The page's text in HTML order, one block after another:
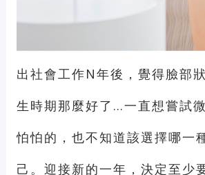
出社會工作N年後，覺得臉部
生時期那麼好了…一直想嘗試
怕怕的，也不知道該選擇哪一
己。迎接新的一年，決定至少